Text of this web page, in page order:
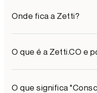
Onde fica a Zetti?
O que é a Zetti.CO e
O que significa